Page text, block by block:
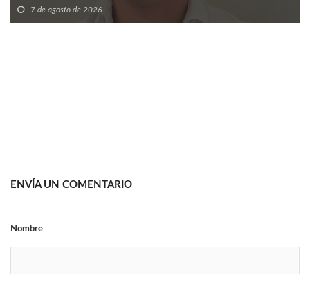
7 de agosto de 2026
ENVÍA UN COMENTARIO
Nombre